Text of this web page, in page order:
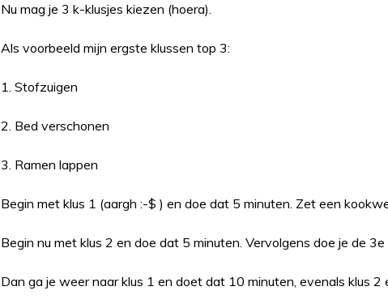
Nu mag je 3 k-klusjes kiezen (hoera).
Als voorbeeld mijn ergste klussen top 3:
1. Stofzuigen
2. Bed verschonen
3. Ramen lappen
Begin met klus 1 (aargh :-$ ) en doe dat 5 minuten. Zet een
Begin nu met klus 2 en doe dat 5 minuten. Vervolgens doe je de 3e
Dan ga je weer naar klus 1 en doet dat 10 minuten, evenals klus 2